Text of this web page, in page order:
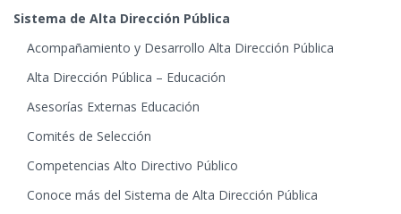
Sistema de Alta Dirección Pública
Acompañamiento y Desarrollo Alta Dirección Pública
Alta Dirección Pública – Educación
Asesorías Externas Educación
Comités de Selección
Competencias Alto Directivo Público
Conoce más del Sistema de Alta Dirección Pública